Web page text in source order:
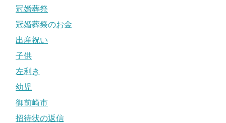
冠婚葬祭
冠婚葬祭のお金
出産祝い
子供
左利き
幼児
御前崎市
招待状の返信